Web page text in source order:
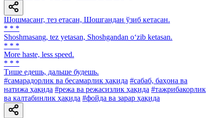
Шошмасанг, тез етасан, Шошгандан ўзиб кетасан.
* * *
Shoshmasang, tez yetasan, Shoshgandan o‘zib ketasan.
* * *
More haste, less speed.
* * *
Тише едешь, дальше будешь.
#самарадорлик ва бесамарлик ҳақида #сабаб, баҳона ва
натижа ҳақида #режа ва режасизлик ҳақида #тажрибакорлик
ва калтабинлик ҳақида #фойда ва зарар ҳақида